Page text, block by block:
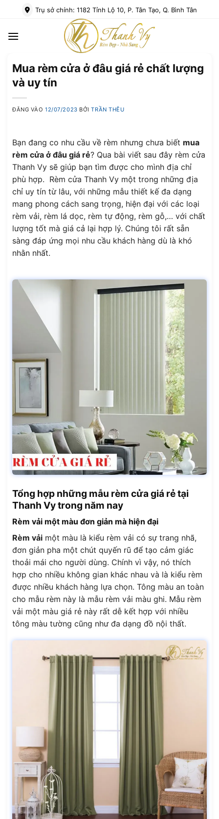
dung
Trụ sở chính: 1182 Tỉnh Lộ 10, P. Tân Tạo, Q. Bình Tân
Mua rèm cửa ở đâu giá rẻ chất lượng
và uy tín
ĐĂNG VÀO12/07/2023 BỞITRẦN THÊU
Bạn đang co nhu cầu về rèm nhưng chưa biết mua
rèm cửa ở đâu giá rẻ? Qua bài viết sau đây rèm cửa
Thanh Vy sẽ giúp bạn tìm được cho mình địa chỉ
phù hợp. Rèm cửa Thanh Vy một trong những địa
chỉ uy tín từ lâu, với những mẫu thiết kế đa dạng
mang phong cách sang trọng, hiện đại với các loại
rèm vải, rèm lá dọc, rèm tự động, rèm gỗ,… với chất
lượng tốt mà giá cả lại hợp lý. Chúng tôi rất sẵn
sàng đáp ứng mọi nhu cầu khách hàng dù là khó
nhằn nhất.
Tổng hợp những mẫu rèm cửa giá rẻ tại
Thanh Vy trong năm nay
Rèm vải một màu đơn giản mà hiện đại
Rèm vải một màu là kiểu rèm vải có sự trang nhã,
đơn giản pha một chút quyến rũ để tạo cảm giác
thoải mái cho người dùng. Chính vì vậy, nó thích
hợp cho nhiều không gian khác nhau và là kiểu rèm
được nhiều khách hàng lựa chọn. Tông màu an toàn
cho mẫu rèm này là mẫu rèm vải màu ghi. Mẫu rèm
vải một màu giá rẻ này rất dễ kết hợp với nhiều
tông màu tường cũng như đa dạng đồ nội thất.